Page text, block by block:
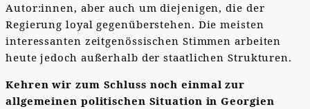
Autor:innen, aber auch um diejenigen, die der
Regierung loyal gegenüberstehen. Die meisten
interessanten zeitgenössischen Stimmen arbeiten
heute jedoch außerhalb der staatlichen Strukturen.
Kehren wir zum Schluss noch einmal zur
allgemeinen politischen Situation in Georgien